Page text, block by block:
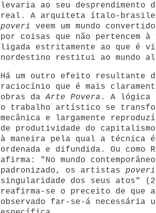
levaria ao seu desprendimento
real. A arquiteta ítalo-
poveri
veem um mundo
por coisas que não pertencem
ligada estritamente ao que é
nordestino restitui ao mundo
Há um outro efeito resultante
raciocínio que é mais
obras daArte Povera . A lógica
o trabalho artístico se
mecânica e largamente
de produtividade do capitalismo
à maneira pela qual a técnica
ordenada e difundida. Ou como
afirma: "No mundo
padronizado, os artistas poveri
singularidade dos seus atos"
reafirma-se o preceito de que a
observado far-se-á necessária